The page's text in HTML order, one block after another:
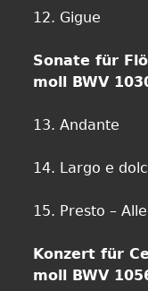
12. Gigue
Sonate für
moll BWV
13. Andante
14. Largo e
15. Presto –
Konzert für
moll BWV